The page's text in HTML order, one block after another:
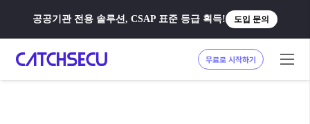
공공기관 전용 솔루션, CSAP 표준 등급 획득! 도입 문의
무료로 시작하기